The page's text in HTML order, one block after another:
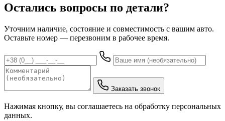
Остались вопросы по детали?
Уточним наличие, состояние и совместимость с вашим авто.
Оставьте номер — перезвоним в рабочее время.
Заказать звонок
Нажимая кнопку, вы соглашаетесь на обработку персональных
данных.